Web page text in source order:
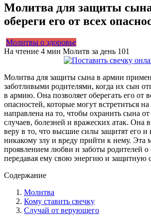
Молитва для защиты
обереги его от всех
Молитвы о здоровье
На чтение 4 мин Молитв за день 101
Молитва для защиты сына в армии
заботливыми родителями, когда их сын
в армию. Она позволяет оберегать его от
опасностей, которые могут встретиться
направлена на то, чтобы охранить сына
случаев, болезней и вражеских атак. Она
веру в то, что высшие силы защитят его и
никакому злу и вреду прийти к нему. Эта
проявлением любви и заботы родителей о
передавая ему свою энергию и защитную
Содержание
Молитва
Кому ставить свечку
Случай от верующего